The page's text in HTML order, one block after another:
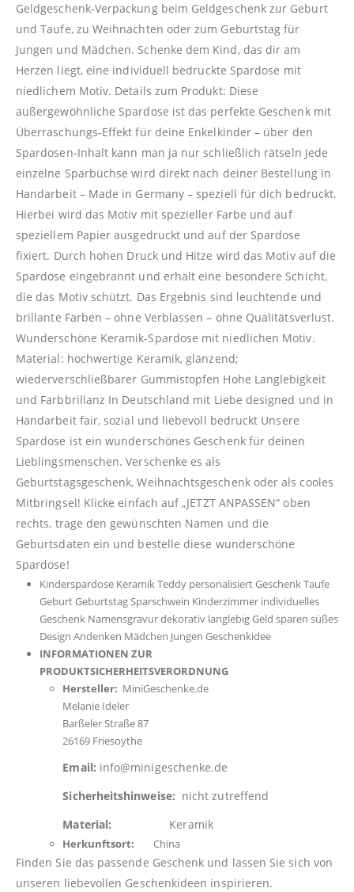
Geldgeschenk-Verpackung beim Geldgeschenk zur Geburt
und Taufe, zu Weihnachten oder zum Geburtstag für
Jungen und Mädchen. Schenke dem Kind, das dir am
Herzen liegt, eine individuell bedruckte Spardose mit
niedlichem Motiv. Details zum Produkt: Diese
außergewöhnliche Spardose ist das perfekte Geschenk mit
Überraschungs-Effekt für deine Enkelkinder – über den
Spardosen-Inhalt kann man ja nur schließlich rätseln Jede
einzelne Sparbüchse wird direkt nach deiner Bestellung in
Handarbeit – Made in Germany – speziell für dich bedruckt.
Hierbei wird das Motiv mit spezieller Farbe und auf
speziellem Papier ausgedruckt und auf der Spardose
fixiert. Durch hohen Druck und Hitze wird das Motiv auf die
Spardose eingebrannt und erhält eine besondere Schicht,
die das Motiv schützt. Das Ergebnis sind leuchtende und
brillante Farben – ohne Verblassen – ohne Qualitätsverlust.
Wunderschöne Keramik-Spardose mit niedlichen Motiv.
Material: hochwertige Keramik, glänzend;
wiederverschließbarer Gummistopfen Hohe Langlebigkeit
und Farbbrillanz In Deutschland mit Liebe designed und in
Handarbeit fair, sozial und liebevoll bedruckt Unsere
Spardose ist ein wunderschönes Geschenk für deinen
Lieblingsmenschen. Verschenke es als
Geburtstagsgeschenk, Weihnachtsgeschenk oder als cooles
Mitbringsel! Klicke einfach auf „JETZT ANPASSEN“ oben
rechts, trage den gewünschten Namen und die
Geburtsdaten ein und bestelle diese wunderschöne
Spardose!
Kinderspardose Keramik Teddy personalisiert Geschenk Taufe
Geburt Geburtstag Sparschwein Kinderzimmer individuelles
Geschenk Namensgravur dekorativ langlebig Geld sparen süßes
Design Andenken Mädchen Jungen Geschenkidee
INFORMATIONEN ZUR
PRODUKTSICHERHEITSVERORDNUNG
Hersteller: MiniGeschenke.de
Melanie Ideler
Barßeler Straße 87
26169 Friesoythe
Email: info@minigeschenke.de
Sicherheitshinweise: nicht zutreffend
Material: Keramik
Herkunftsort: China
Finden Sie das passende Geschenk und lassen Sie sich von
unseren liebevollen Geschenkideen inspirieren.